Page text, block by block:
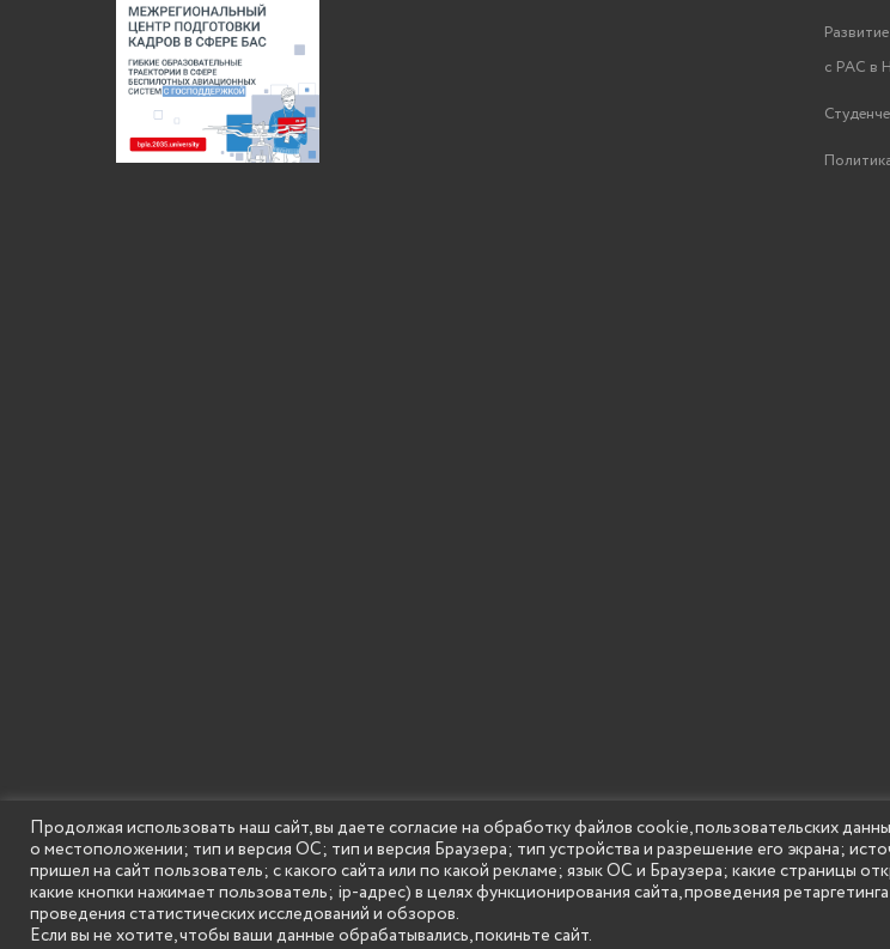
с РАС в
SECONDARY
MENU
© Государственное бюджетное образовательное учреждение высшего образования
(Княгининский университет)
Продолжая использовать наш сайт, вы даете согласие на обработку файлов cookie, пользовательских
о местоположении; тип и версия ОС; тип и версия Браузера; тип устройства и разрешение его экрана;
пришел на сайт пользователь; с какого сайта или по какой рекламе; язык ОС и Браузера; какие страницы
какие кнопки нажимает пользователь; ip-адрес) в целях функционирования сайта, проведения
проведения статистических исследований и обзоров.
Если вы не хотите, чтобы ваши данные обрабатывались, покиньте сайт.